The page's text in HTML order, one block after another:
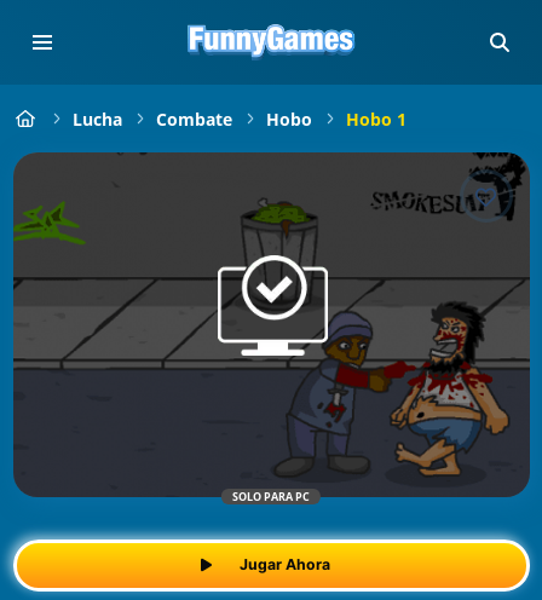
Lucha Combate Hobo Hobo 1
SOLO PARA PC
Jugar Ahora